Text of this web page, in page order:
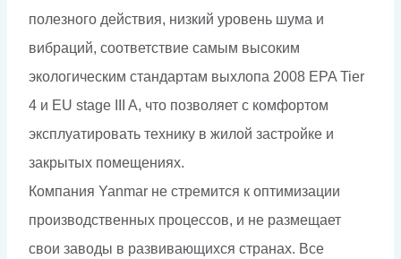
полезного действия, низкий уровень шума и
вибраций, соответствие самым высоким
экологическим стандартам выхлопа 2008 EPA Tier
4 и EU stage III A, что позволяет с комфортом
эксплуатировать технику в жилой застройке и
закрытых помещениях.
Компания Yanmar не стремится к оптимизации
производственных процессов, и не размещает
свои заводы в развивающихся странах. Все